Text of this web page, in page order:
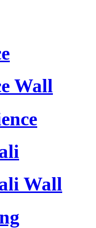
Wall
Wall